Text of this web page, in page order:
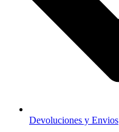
Devoluciones y Envios